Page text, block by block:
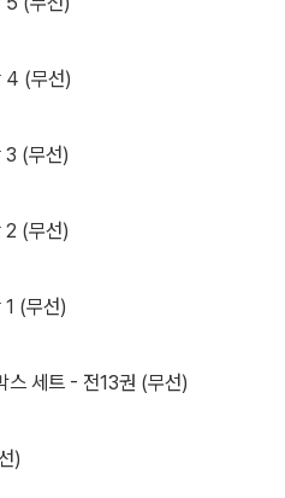
4 (무선)
3 (무선)
2 (무선)
1 (무선)
스 세트 - 전13권 (무선)
)